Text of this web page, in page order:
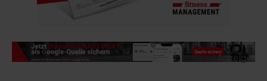
-Anzeige-